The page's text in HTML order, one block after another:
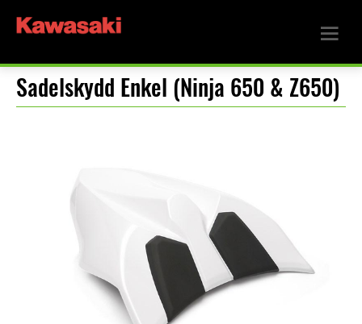
Sadelskydd Enkel (Ninja 650 & Z650)